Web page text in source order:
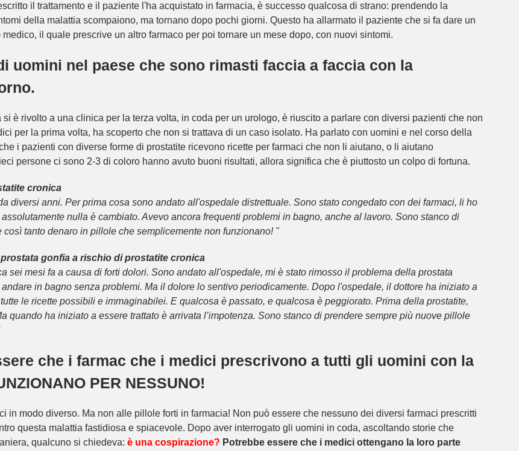
il trattamento e il paziente l'ha acquistato in farmacia, è successo qualcosa di strano: prendendo la
della malattia scompaiono, ma tornano dopo pochi giorni. Questo ha allarmato il paziente che si fa dare un
il quale prescrive un altro farmaco per poi tornare un mese dopo, con nuovi sintomi.
uomini nel paese che sono rimasti faccia a faccia con la
è rivolto a una clinica per la terza volta, in coda per un urologo, è riuscito a parlare con diversi pazienti che non
per la prima volta, ha scoperto che non si trattava di un caso isolato. Ha parlato con uomini e nel corso della
i pazienti con diverse forme di prostatite ricevono ricette per farmaci che non li aiutano, o li aiutano
persone ci sono 2-3 di coloro hanno avuto buoni risultati, allora significa che è piuttosto un colpo di fortuna.
cronica
diversi anni. Per prima cosa sono andato all'ospedale distrettuale. Sono stato congedato con dei farmaci, li ho
nulla è cambiato. Avevo ancora frequenti problemi in bagno, anche al lavoro. Sono stanco di
così tanto denaro in pillole che semplicemente non funzionano! "
gonfia a rischio di prostatite cronica
sei mesi fa a causa di forti dolori. Sono andato all'ospedale, mi è stato rimosso il problema della prostata
in bagno senza problemi. Ma il dolore lo sentivo periodicamente. Dopo l'ospedale, il dottore ha iniziato a
le ricette possibili e immaginabilei. E qualcosa è passato, e qualcosa è peggiorato. Prima della prostatite,
quando ha iniziato a essere trattato è arrivata l’impotenza. Sono stanco di prendere sempre più nuove pillole
che i farmac che i medici prescrivono a tutti gli uomini con la
PER NESSUNO!
in modo diverso. Ma non alle pillole forti in farmacia! Non può essere che nessuno dei diversi farmaci prescritti
questa malattia fastidiosa e spiacevole. Dopo aver interrogato gli uomini in coda, ascoltando storie che
qualcuno si chiedeva: è una cospirazione? Potrebbe essere che i medici ottengano la loro parte